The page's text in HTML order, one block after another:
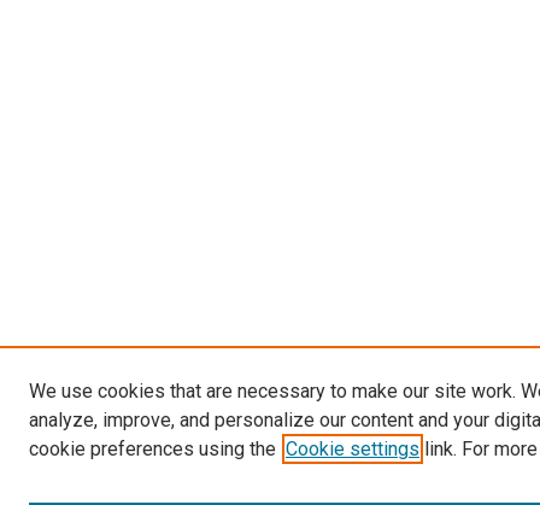
We use cookies that are necessary to make our site work.
analyze, improve, and personalize our content and your
cookie preferences using the Cookie settings link. For